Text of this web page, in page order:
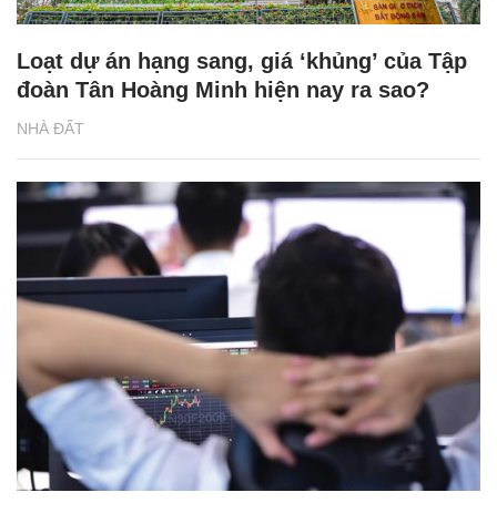
NHÀ ĐẤT
Loạt dự án hạng sang, giá ‘khủng’ của Tập
đoàn Tân Hoàng Minh hiện nay ra sao?